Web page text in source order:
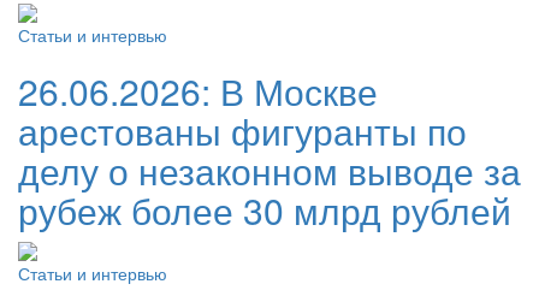
Статьи и интервью
26.06.2026: В Москве
арестованы фигуранты по
делу о незаконном выводе за
рубеж более 30 млрд рублей
Статьи и интервью